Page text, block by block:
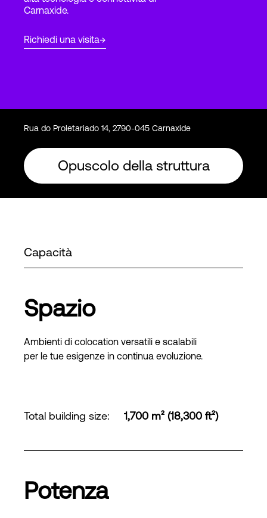
Accesso
Carnaxide.
Richiedi una visita
Rua do Proletariado 14, 2790-045 Carnaxide
Opuscolo della struttura
Capacità
Spazio
Ambienti di colocation versatili e scalabili
per le tue esigenze in continua evoluzione.
Total building size: 1,700 m² (18,300 ft²)
Potenza